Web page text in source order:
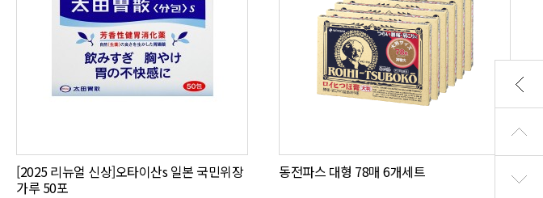
[2025 리뉴얼 신상]오타이산s 일본 국민위장
가루 50포
동전파스 대형 78매 6개세트